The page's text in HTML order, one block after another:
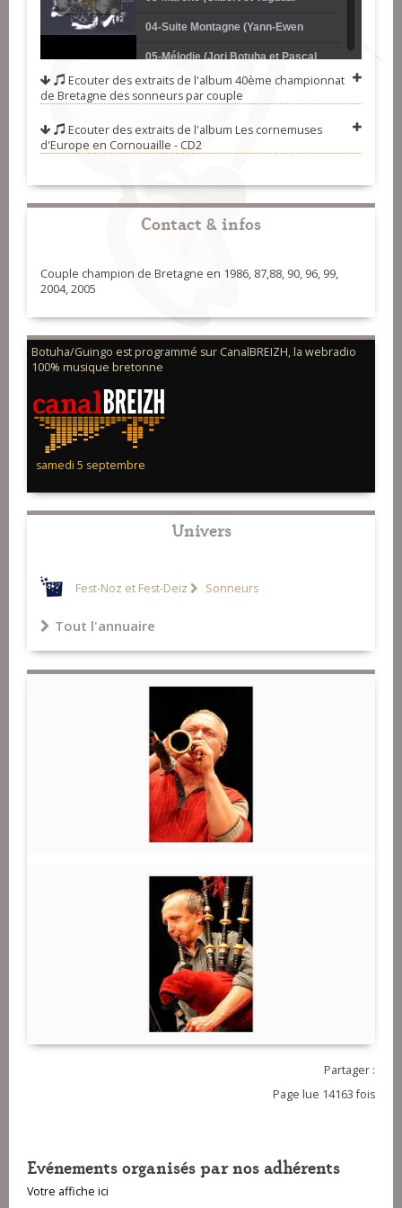
Hervieux)
04-Suite Montagne (Yann-Ewen
L'Haridon et Yves Nédédec)
05-Mélodie (Jorj Botuha et Pascal
Guingo)
06-Suite Loudéac (Fabien Le Bris et
Bernard Le Breton)
08-Marche (Jorj Botuha et Pascal
Kerveillant)
10-Rond de Saint-Vincent (Gilbert et
Ecouter des extraits de l'album 40ème championnat
de Bretagne des sonneurs par couple
Ecouter des extraits de l'album Les cornemuses
d'Europe en Cornouaille - CD2
Contact & infos
Couple champion de Bretagne en 1986, 87,88, 90, 96, 99,
2004, 2005
Botuha/Guingo est programmé sur CanalBREIZH, la webradio
100% musique bretonne
samedi 5 septembre
Univers
Fest-Noz et Fest-Deiz Sonneurs
Tout l'annuaire
Partager :
Page lue 14163 fois
Evénements organisés par nos adhérents
Votre affiche ici